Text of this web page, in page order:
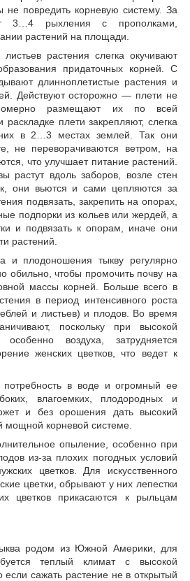
не повредить корневую систему. За
3…4 рыхления с прополками,
растений на площади.
растения слегка окучивают
придаточных корней. С
длинноплетистые растения и
Действуют осторожно — плети не
размещают их по всей
плети закрепляют, слегка
в 2…3 местах землей. Так они
не переворачиваются ветром, на
что улучшает питание растений.
растут вдоль заборов, возле стен
они вьются и сами цепляются за
подвязать, закрепить на опорах,
подпорки из кольев или жердей, а
и подвязать к опорам, иначе они
растений.
и плодоношения тыкву регулярно
обильно, чтобы промочить почву на
массы корней. Больше всего в
в период интенсивного роста
и листьев) и плодов. Во время
поскольку при высокой
воздуха, затрудняется
женских цветков, что ведет к
в воде и огромный ее
влагоемких, плодородных и
и без орошения дать высокий
мощной корневой системе.
опыление, особенно при
из-за плохих погодных условий
цветков. Для искусственного
цветки, обрывают у них лепестки
цветков прикасаются к рыльцам
родом из Южной Америки, для
теплый климат с высокой
если сажать растение не в открытый